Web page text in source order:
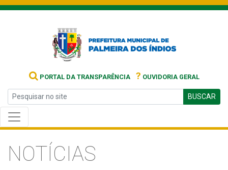
PORTAL DA TRANSPARÊNCIA ? OUVIDORIA GERAL
BUSCAR
NOTÍCIAS